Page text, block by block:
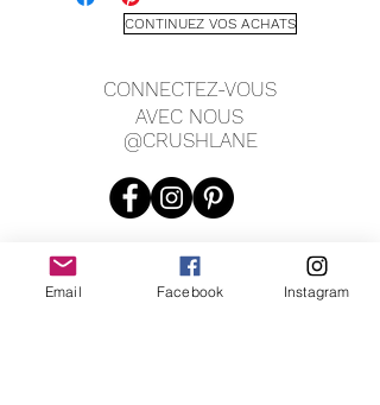
ressort.
CONTINUEZ VOS ACHATS
CONNECTEZ-VOUS
AVEC NOUS
@CRUSHLANE
Email Facebook Instagram